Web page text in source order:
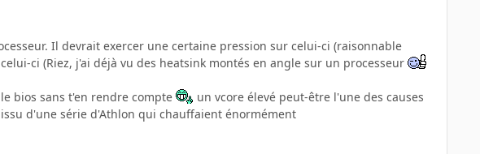
Il devrait exercer une certaine pression sur celui-ci (raisonnable
ci (Riez, j'ai déjà vu des heatsink montés en angle sur un processeur
bios sans t'en rendre compte
un vcore élevé peut-être l'une des causes
d'une série d'Athlon qui chauffaient énormément